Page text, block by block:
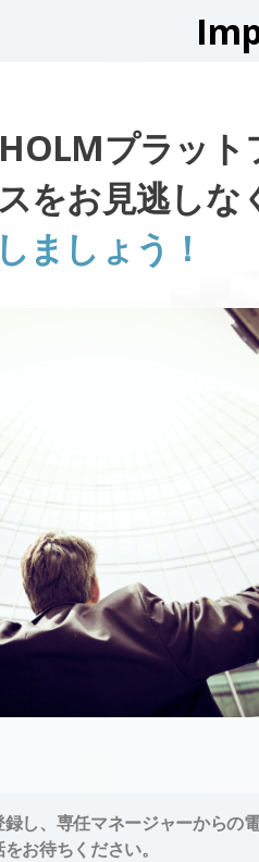
プラッ
をお見逃しな
ましょう！
録し、専任マネージャーからの
お待ちください。